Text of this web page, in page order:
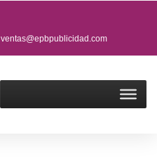
ventas@epbpublicidad.com